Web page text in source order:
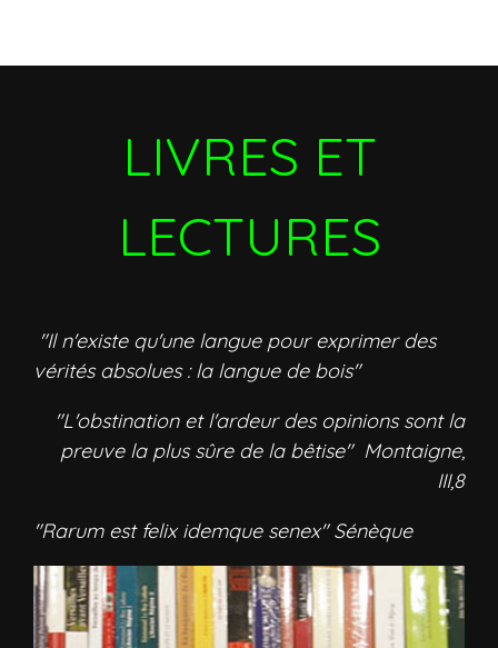
LIVRES ET
LECTURES
"Il n'existe qu'une langue pour exprimer des
vérités absolues : la langue de bois"
"L'obstination et l'ardeur des opinions sont la
preuve la plus sûre de la bêtise" Montaigne,
III,8
"Rarum est felix idemque senex" Sénèque